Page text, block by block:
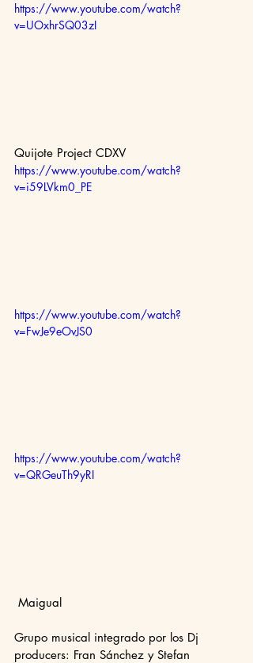
https://www.youtube.com/watch?
v=UOxhrSQ03zI
Quijote Project CDXV
https://www.youtube.com/watch?
v=i59LVkm0_PE
https://www.youtube.com/watch?
v=FwJe9eOvJS0
https://www.youtube.com/watch?
v=QRGeuTh9yRI
Maigual
Grupo musical integrado por los Dj
producers: Fran Sánchez y Stefan